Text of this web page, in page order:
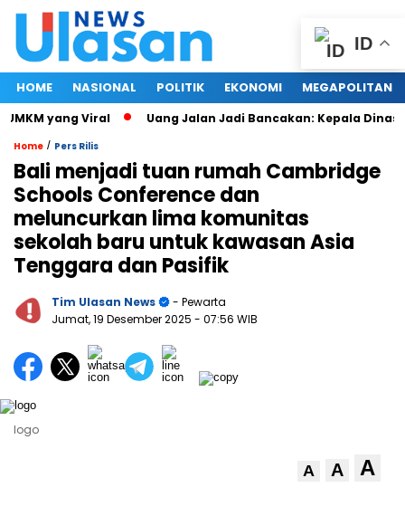
HOME NASIONAL POLITIK EKONOMI MEGAPOLITAN
yang Viral Uang Jalan Jadi Bancakan: Kepala Dinas PUPR
Home / Pers Rilis
Bali menjadi tuan rumah Cambridge
Schools Conference dan
meluncurkan lima komunitas
sekolah baru untuk kawasan Asia
Tenggara dan Pasifik
Tim Ulasan News
- Pewarta
Jumat, 19 Desember 2025 - 07:56 WIB
logo
A A A
ID